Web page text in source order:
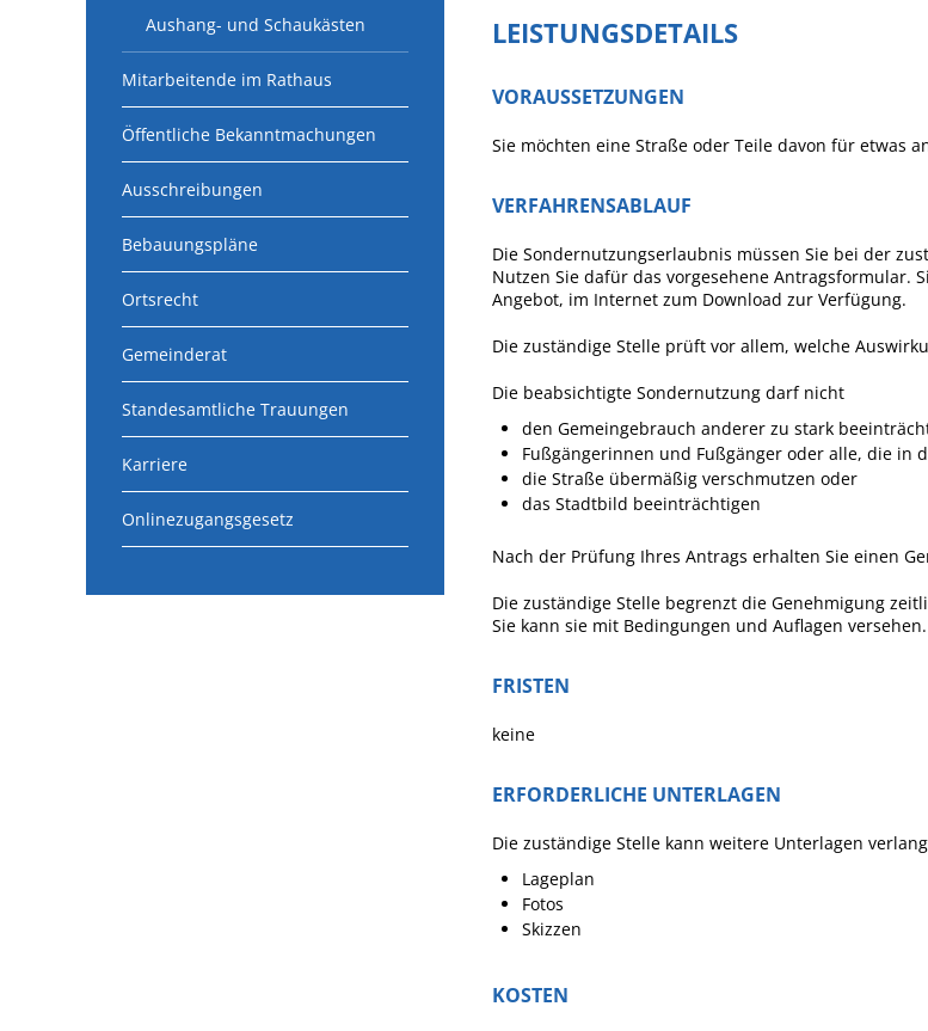
Aushang- und Schaukästen
Mitarbeitende im Rathaus
Öffentliche Bekanntmachungen
Ausschreibungen
Bebauungspläne
Ortsrecht
Gemeinderat
Standesamtliche Trauungen
Karriere
Onlinezugangsgesetz
LEISTUNGSDETAILS
VORAUSSETZUNGEN
Sie möchten eine Straße oder Teile davon für etwas
VERFAHRENSABLAUF
Die Sondernutzungserlaubnis müssen Sie bei der
Nutzen Sie dafür das vorgesehene Antragsformular.
Angebot, im Internet zum Download zur Verfügung.
Die zuständige Stelle prüft vor allem, welche
Die beabsichtigte Sondernutzung darf nicht
den Gemeingebrauch anderer zu stark
Fußgängerinnen und Fußgänger oder alle, die in
die Straße übermäßig verschmutzen oder
das Stadtbild beeinträchtigen
Nach der Prüfung Ihres Antrags erhalten Sie einen
Die zuständige Stelle begrenzt die Genehmigung
Sie kann sie mit Bedingungen und Auflagen versehen.
FRISTEN
keine
ERFORDERLICHE UNTERLAGEN
Die zuständige Stelle kann weitere Unterlagen
Lageplan
Fotos
Skizzen
KOSTEN